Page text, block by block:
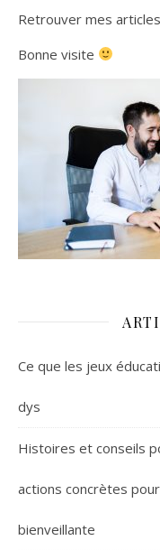
Retrouver mes
Bonne visite
Ce que les jeux
dys
Histoires et conseils
actions concrètes
bienveillante